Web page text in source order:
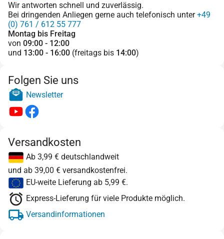
Wir antworten schnell und zuverlässig.
Bei dringenden Anliegen gerne auch telefonisch unter+49
(0) 761 / 612 55 777
Montag bis Freitag
von 09:00 - 12:00
und 13:00 - 16:00 (freitags bis 14:00)
Folgen Sie uns
Newsletter
Versandkosten
Ab 3,99 € deutschlandweit
und ab 39,00 € versandkostenfrei.
EU-weite Lieferung ab 5,99 €.
Express-Lieferung für viele Produkte möglich.
Versandinformationen